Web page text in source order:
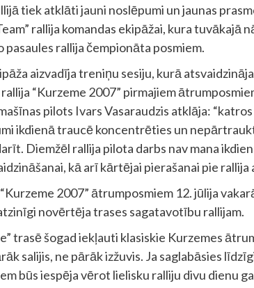
tiek atklāti jauni noslēpumi un jaunas
rallija komandas ekipāžai, kura tuvākajā
rallija čempionāta posmiem.
aizvadīja treniņu sesiju, kurā
“Kurzeme 2007” pirmajiem
pilots Ivars Vasaraudzis atklāja:
ikdienā traucē koncentrēties un
Diemžēl rallija pilota darbs nav mana
kā arī kārtējai pierašanai pie rallija
2007” ātrumposmiem 12. jūlija
novērtēja trases sagatavotību rallijam.
trasē šogad iekļauti klasiskie Kurzemes
salijis, ne pārāk izžuvis. Ja saglabāsies
būs iespēja vērot lielisku ralliju divu dienu